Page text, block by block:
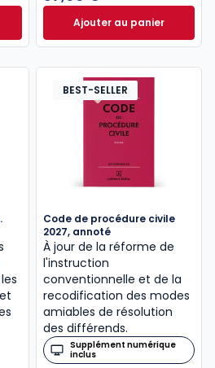
2026. 27e éd. à partir de
Ajouter au panier
Code de
BEST-SELLER
Code de procédure civile
2027, annoté
À jour de la réforme de
l'instruction
conventionnelle et de la
recodification des modes
amiables de résolution
des différends.
Supplément numérique
inclus